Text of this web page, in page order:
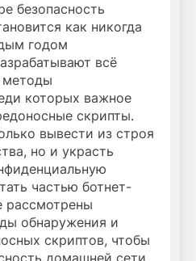
безопасность
как никогда
годом
всё
методы
которых важное
скрипты.
вывести из строя
но и украсть
частью ботнет-
рассмотрены
обнаружения и
скриптов, чтобы